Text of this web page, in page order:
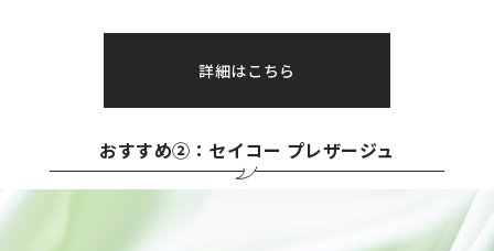
詳細はこちら
おすすめ②：セイコー プレザージュ